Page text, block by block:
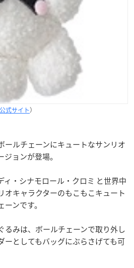
公式サイト）
ールチェーンにキュートなサンリオ
ョンが登場。
ィ・シナモロール・クロミ と世界中
オキャラクターのもこもこキュート
ンです。
るみは、ボールチェーンで取り外し
ーとしてもバッグにぶらさげても可